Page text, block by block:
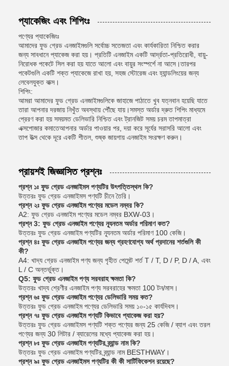
প্যাকেজিং এবং শিপিংঃ
পণ্যের প্যাকেজিংঃ
আমাদের ফুড গ্রেড এনজাইমগুলি সর্বোচ্চ সতেজতা এবং কার্যকারিতা নিশ্চিত করার
জন্য সাবধানে প্যাকেজ করা হয়। প্রতিটি এনজাইম একটি আর্দ্রতা-প্রতিরোধী, বায়ু-
নিরোধক পকেটে সিল করা হয় যাতে আলো এবং বায়ুর সংস্পর্শে না আসে।তারপর
পকেটগুলি একটি শক্ত প্যাকেজে রাখা হয়, সহজ স্টোরেজ এবং হ্যান্ডলিংয়ের জন্য
লেবেলযুক্ত বাক্স।
শিপিং:
আমরা আমাদের ফুড গ্রেড এনজাইমগুলিকে জাহাজে পাঠাতে খুব যত্নবান হয়েছি যাতে
তারা আপনার দরজায় নিখুঁত অবস্থায় পৌঁছে যায়।সমস্ত অর্ডার দ্রুত শিপিং মাধ্যমে
প্রেরণ করা হয় সময়মত ডেলিভারি নিশ্চিত এবং ট্রানজিট সময় চরম তাপমাত্রা
এক্সপোজার কমাতেআপনার অর্ডার পাওয়ার পর, দয়া করে সূর্যের সরাসরি আলো এবং
তাপ উত্স থেকে দূরে একটি শীতল, শুষ্ক জায়গায় এনজাইম সংরক্ষণ করুন।
প্রায়শই জিজ্ঞাসিত প্রশ্নঃ
প্রশ্ন ১ঃ ফুড গ্রেড এনজাইমস পণ্যটির উৎপত্তিস্থল কি?
উত্তরঃ ফুড গ্রেড এনজাইমস পণ্যটি চীনে তৈরি।
প্রশ্ন ২ঃ ফুড গ্রেড এনজাইম পণ্যের মডেল নম্বর কি?
A2: ফুড গ্রেড এনজাইম পণ্যের মডেল নম্বর BXW-03।
প্রশ্ন 3: ফুড গ্রেড এনজাইম পণ্যের ন্যূনতম অর্ডার পরিমাণ কত?
উত্তরঃ ফুড গ্রেড এনজাইম পণ্যটির ন্যূনতম অর্ডার পরিমাণ 100 কেজি।
প্রশ্ন ৪ঃ ফুড গ্রেড এনজাইম পণ্যের জন্য গ্রহণযোগ্য অর্থ প্রদানের শর্তগুলি কী
কী?
A4: খাদ্য গ্রেড এনজাইম পণ্য জন্য গৃহীত পেমেন্ট শর্ত T / T, D / P, D / A, এবং
L / C অন্তর্ভুক্ত।
Q5: ফুড গ্রেড এনজাইম পণ্য সরবরাহ ক্ষমতা কি?
উত্তরঃ খাদ্য শ্রেণীর এনজাইম পণ্য সরবরাহের ক্ষমতা 100 টন/মাস।
প্রশ্ন ৬ঃ ফুড গ্রেড এনজাইম পণ্যের ডেলিভারি সময় কত?
উত্তরঃ ফুড গ্রেড এনজাইম পণ্যের ডেলিভারি সময় ১০-১৫ কার্যদিবস।
প্রশ্ন ৭ঃ ফুড গ্রেড এনজাইম পণ্যটি কিভাবে প্যাকেজ করা হয়?
উত্তরঃ ফুড গ্রেড এনজাইমস পণ্যটি শক্ত পণ্যের জন্য 25 কেজি / ব্যাগ এবং তরল
পণ্যের জন্য 30 লিটার / ব্যারেলের মধ্যে প্যাকেজ করা হয়।
প্রশ্ন ৮ঃ ফুড গ্রেড এনজাইম পণ্যটির ব্র্যান্ড নাম কি?
উত্তরঃ ফুড গ্রেড এনজাইম পণ্যটির ব্র্যান্ড নাম BESTHWAY।
প্রশ্ন ৯ঃ ফুড গ্রেড এনজাইমস পণ্যটির কী কী সার্টিফিকেশন রয়েছে?